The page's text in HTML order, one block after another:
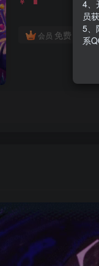
会员 免费
4、
员
5、
系